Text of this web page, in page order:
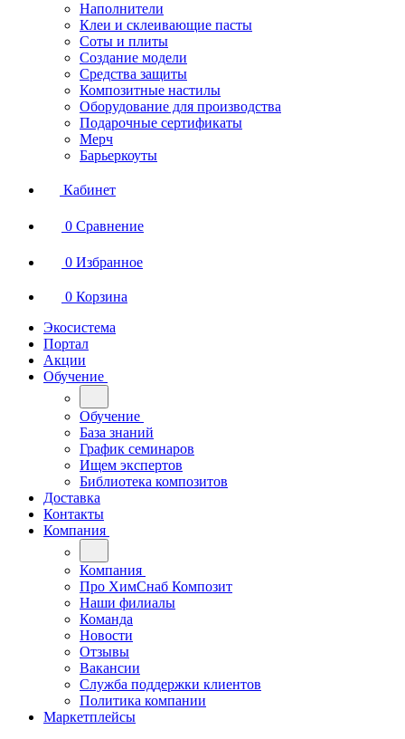
Наполнители
Клеи и склеивающие пасты
Соты и плиты
Создание модели
Средства защиты
Композитные настилы
Оборудование для производства
Подарочные сертификаты
Мерч
Барьеркоуты
Кабинет
0 Сравнение
0 Избранное
0 Корзина
Экосистема
Портал
Акции
Обучение
Обучение
База знаний
График семинаров
Ищем экспертов
Библиотека композитов
Доставка
Контакты
Компания
Компания
Про ХимСнаб Композит
Наши филиалы
Команда
Новости
Отзывы
Вакансии
Служба поддержки клиентов
Политика компании
Маркетплейсы